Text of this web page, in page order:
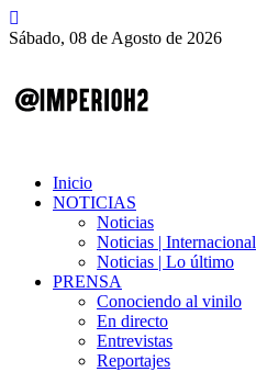
Sábado, 08 de Agosto de 2026
Inicio
NOTICIAS
Noticias
Noticias | Internacional
Noticias | Lo último
PRENSA
Conociendo al vinilo
En directo
Entrevistas
Reportajes